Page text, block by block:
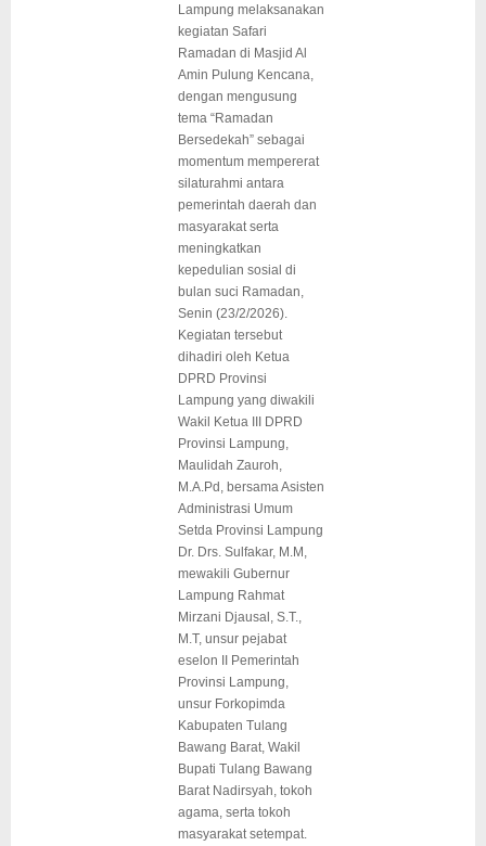
Lampung melaksanakan
kegiatan Safari
Ramadan di Masjid Al
Amin Pulung Kencana,
dengan mengusung
tema “Ramadan
Bersedekah” sebagai
momentum mempererat
silaturahmi antara
pemerintah daerah dan
masyarakat serta
meningkatkan
kepedulian sosial di
bulan suci Ramadan,
Senin (23/2/2026).
Kegiatan tersebut
dihadiri oleh Ketua
DPRD Provinsi
Lampung yang diwakili
Wakil Ketua III DPRD
Provinsi Lampung,
Maulidah Zauroh,
M.A.Pd, bersama Asisten
Administrasi Umum
Setda Provinsi Lampung
Dr. Drs. Sulfakar, M.M,
mewakili Gubernur
Lampung Rahmat
Mirzani Djausal, S.T.,
M.T, unsur pejabat
eselon II Pemerintah
Provinsi Lampung,
unsur Forkopimda
Kabupaten Tulang
Bawang Barat, Wakil
Bupati Tulang Bawang
Barat Nadirsyah, tokoh
agama, serta tokoh
masyarakat setempat.